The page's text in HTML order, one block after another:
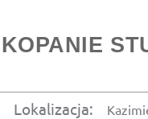
KOPANIE
Lokalizacja: